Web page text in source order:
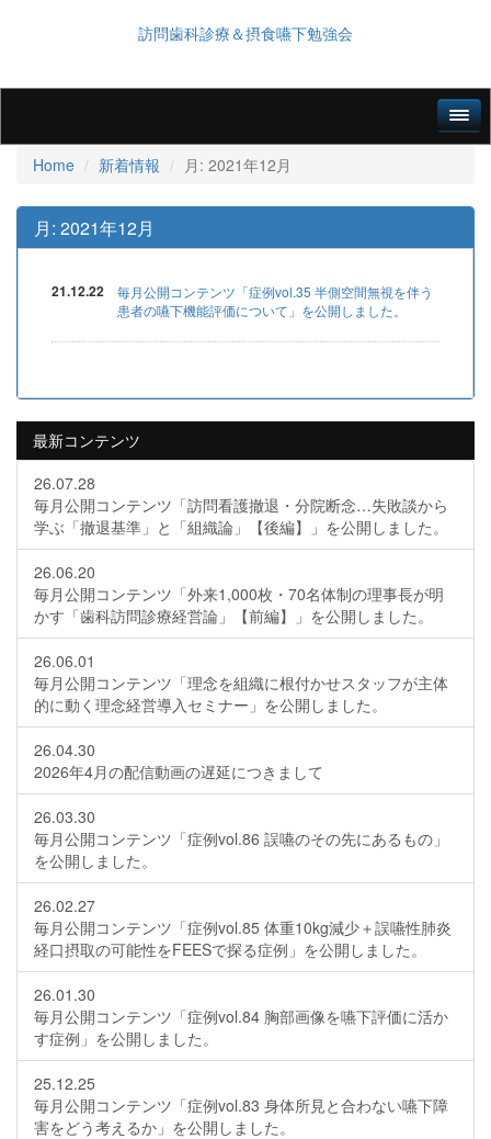
訪問歯科診療＆摂食嚥下勉強会
Home 新着情報 月: 2021年12月
月: 2021年12月
21.12.22
毎月公開コンテンツ「症例vol.35 半側空間無視を伴う
患者の嚥下機能評価について」を公開しました。
最新コンテンツ
26.07.28
毎月公開コンテンツ「訪問看護撤退・分院断念…失敗談から
学ぶ「撤退基準」と「組織論」【後編】」を公開しました。
26.06.20
毎月公開コンテンツ「外来1,000枚・70名体制の理事長が明
かす「歯科訪問診療経営論」【前編】」を公開しました。
26.06.01
毎月公開コンテンツ「理念を組織に根付かせスタッフが主体
的に動く理念経営導入セミナー」を公開しました。
26.04.30
2026年4月の配信動画の遅延につきまして
26.03.30
毎月公開コンテンツ「症例vol.86 誤嚥のその先にあるもの」
を公開しました。
26.02.27
毎月公開コンテンツ「症例vol.85 体重10kg減少＋誤嚥性肺炎
経口摂取の可能性をFEESで探る症例」を公開しました。
26.01.30
毎月公開コンテンツ「症例vol.84 胸部画像を嚥下評価に活か
す症例」を公開しました。
25.12.25
毎月公開コンテンツ「症例vol.83 身体所見と合わない嚥下障
害をどう考えるか」を公開しました。